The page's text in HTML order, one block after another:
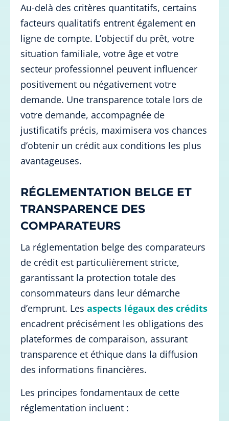
Au-delà des critères quantitatifs, certains
facteurs qualitatifs entrent également en
ligne de compte. L’objectif du prêt, votre
situation familiale, votre âge et votre
secteur professionnel peuvent influencer
positivement ou négativement votre
demande. Une transparence totale lors de
votre demande, accompagnée de
justificatifs précis, maximisera vos chances
d’obtenir un crédit aux conditions les plus
avantageuses.
RÉGLEMENTATION BELGE ET
TRANSPARENCE DES
COMPARATEURS
La réglementation belge des comparateurs
de crédit est particulièrement stricte,
garantissant la protection totale des
consommateurs dans leur démarche
d’emprunt. Les aspects légaux des crédits
encadrent précisément les obligations des
plateformes de comparaison, assurant
transparence et éthique dans la diffusion
des informations financières.
Les principes fondamentaux de cette
réglementation incluent :